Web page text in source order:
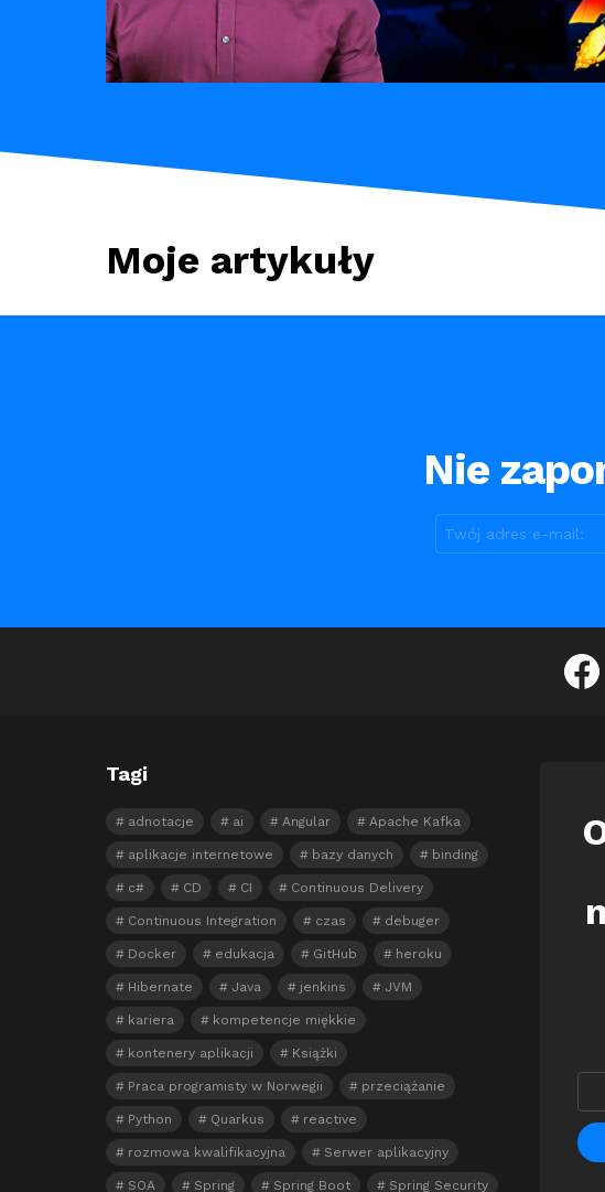
Moje artykuły
Nie
Tagi
adnotacje ai Angular Apache Kafka
aplikacje internetowe bazy danych binding
c# CD CI Continuous Delivery
Continuous Integration czas debuger
Docker edukacja GitHub heroku
Hibernate Java jenkins JVM
kariera kompetencje miękkie
kontenery aplikacji Książki
Praca programisty w Norwegii przeciążanie
Python Quarkus reactive
rozmowa kwalifikacyjna Serwer aplikacyjny
SOA Spring Spring Boot Spring Security